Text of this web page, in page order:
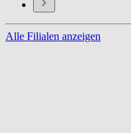
Alle Filialen anzeigen